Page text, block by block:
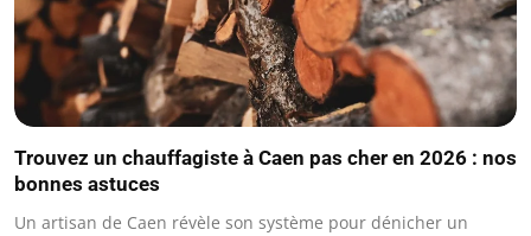
Trouvez un chauffagiste à Caen pas cher en 2026 : nos
bonnes astuces
Un artisan de Caen révèle son système pour dénicher un